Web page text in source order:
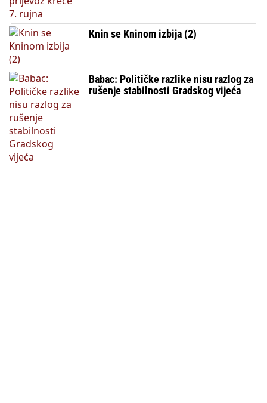
Knin se Kninom izbija (2)
Babac: Političke razlike nisu razlog za
rušenje stabilnosti Gradskog vijeća